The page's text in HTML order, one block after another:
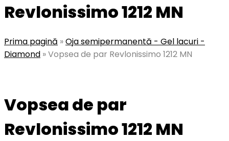
Revlonissimo 1212 MN
Prima pagină »Oja semipermanentă - Gel lacuri -
Diamond »Vopsea de par Revlonissimo 1212 MN
Vopsea de par
Revlonissimo 1212 MN